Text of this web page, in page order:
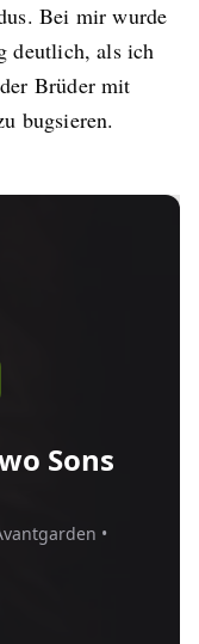
Bei mir wurde
deutlich, als ich
Brüder mit
bugsieren.
Sons
•